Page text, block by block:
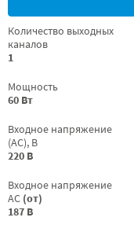
Количество выходных
каналов
1
Мощность
60 Вт
Входное напряжение
(AC), В
220 В
Входное напряжение
AC (от)
187 В